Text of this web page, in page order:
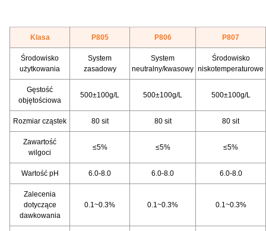
Klasa P805 P806 P807
Środowisko
użytkowania
System
zasadowy
System
neutralny/kwasowy
Środowisko
niskotemperaturowe
Gęstość
objętościowa
500±100g/L 500±100g/L 500±100g/L
Rozmiar cząstek 80 sit 80 sit 80 sit
Zawartość
wilgoci
≤5% ≤5% ≤5%
Wartość pH 6.0-8.0 6.0-8.0 6.0-8.0
Zalecenia
dotyczące
dawkowania
0.1~0.3% 0.1~0.3% 0.1~0.3%